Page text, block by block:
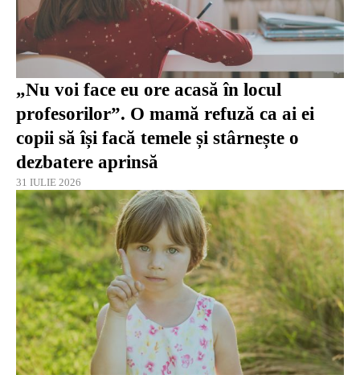
„Nu voi face eu ore acasă în locul
profesorilor”. O mamă refuză ca ai ei
copii să își facă temele și stârnește o
dezbatere aprinsă
31 IULIE 2026